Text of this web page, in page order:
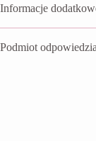
Informacje
Podmiot